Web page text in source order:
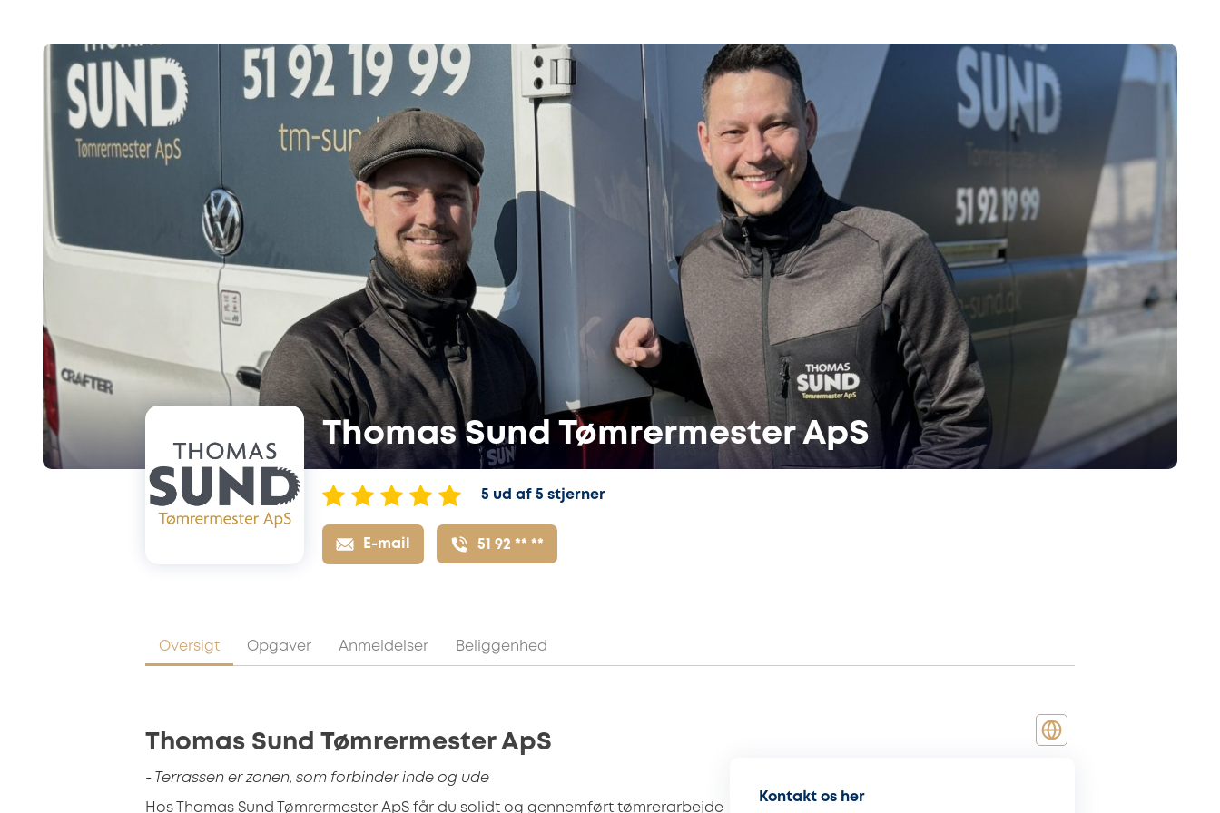
Thomas Sund Tømrermester ApS
5 ud af 5 stjerner
E-mail 51 92 ** **
Oversigt Opgaver Anmeldelser Beliggenhed
Thomas Sund Tømrermester ApS
- Terrassen er zonen, som forbinder inde og ude
Hos Thomas Sund Tømrermester ApS får du solidt og gennemført tømrerarbejde
Kontakt os her